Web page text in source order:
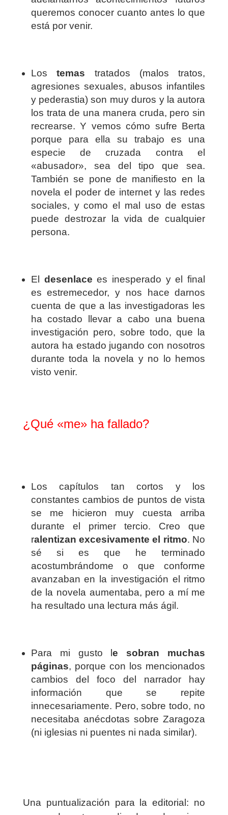
queremos conocer cuanto antes lo que
está por venir.
Lostemas tratados (malos tratos,
agresiones sexuales, abusos infantiles
y pederastia) son muy duros y la autora
los trata de una manera cruda, pero sin
recrearse. Y vemos cómo sufre Berta
porque para ella su trabajo es una
especie de cruzada contra el
«abusador», sea del tipo que sea.
También se pone de manifiesto en la
novela el poder de internet y las redes
sociales, y como el mal uso de estas
puede destrozar la vida de cualquier
persona.
El desenlace es inesperado y el final
es estremecedor, y nos hace darnos
cuenta de que a las investigadoras les
ha costado llevar a cabo una buena
investigación pero, sobre todo, que la
autora ha estado jugando con nosotros
durante toda la novela y no lo hemos
visto venir.
¿Qué «me» ha fallado?
Los capítulos tan cortos y los
constantes cambios de puntos de vista
se me hicieron muy cuesta arriba
durante el primer tercio. Creo que
ralentizan excesivamente el ritmo. No
sé si es que he terminado
acostumbrándome o que conforme
avanzaban en la investigación el ritmo
de la novela aumentaba, pero a mí me
ha resultado una lectura más ágil.
Para mi gusto le sobran muchas
páginas, porque con los mencionados
cambios del foco del narrador hay
información que se repite
innecesariamente. Pero, sobre todo, no
necesitaba anécdotas sobre Zaragoza
(ni iglesias ni puentes ni nada similar).
Una puntualización para la editorial: no